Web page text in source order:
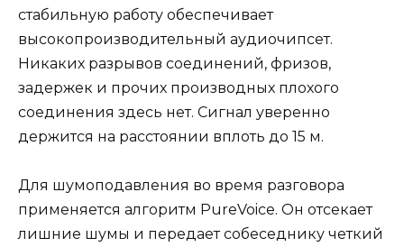
стабильную работу обеспечивает
высокопроизводительный аудиочипсет.
Никаких разрывов соединений, фризов,
задержек и прочих производных плохого
соединения здесь нет. Сигнал уверенно
держится на расстоянии вплоть до 15 м.
Для шумоподавления во время разговора
применяется алгоритм PureVoice. Он отсекает
лишние шумы и передает собеседнику четкий